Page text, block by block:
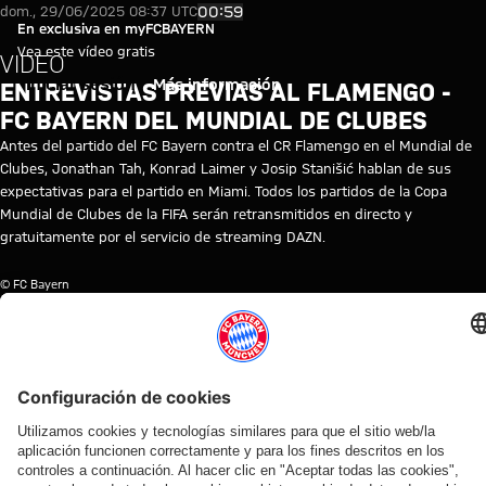
Declaraciones antes del CR
Reproducir vídeo
En exclusiva en myFCBAYERN
Vea este vídeo gratis
Iniciar sesión Más información
dom., 29/06/2025 08:37 UTC00:59
VIDEO
ENTREVISTAS PREVIAS AL FLAMENGO -
FC BAYERN DEL MUNDIAL DE CLUBES
Antes del partido del FC Bayern contra el CR Flamengo en el Mundial de
Clubes, Jonathan Tah, Konrad Laimer y Josip Stanišić hablan de sus
expectativas para el partido en Miami. Todos los partidos de la Copa
Mundial de Clubes de la FIFA serán retransmitidos en directo y
gratuitamente por el servicio de streaming DAZN.
© FC Bayern
TEMAS DE ESTE VÍDEO
TV
DE
2025
CLUBES
LA
FIFA
PRIMER
VÍDEOS RELACIONADOS